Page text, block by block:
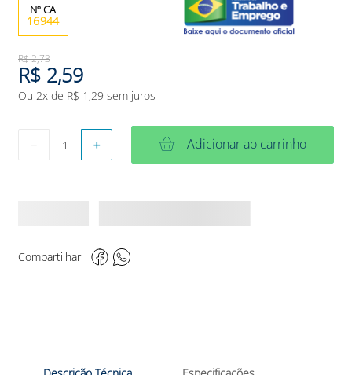
16944
R$2,73
R$ 2,59
Ou 2x de R$ 1 ,29 sem juros
＋ Adicionar ao carrinho
Compartilhar